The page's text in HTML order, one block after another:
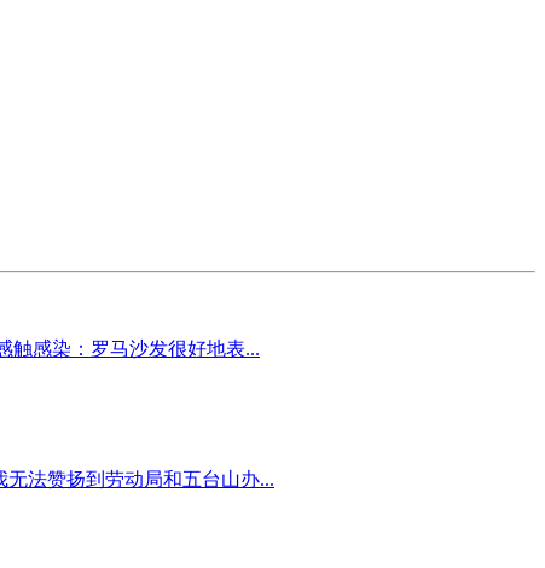
触感染：罗马沙发很好地表...
法赞扬到劳动局和五台山办...